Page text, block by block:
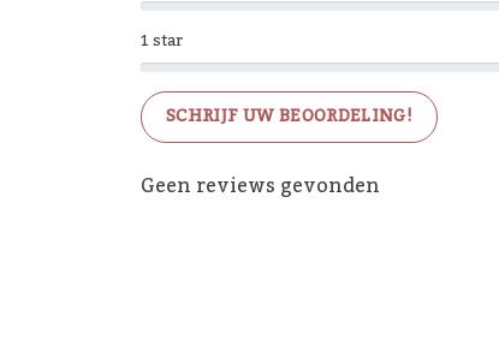
1 star
SCHRIJF UW BEOORDELING!
Geen reviews gevonden